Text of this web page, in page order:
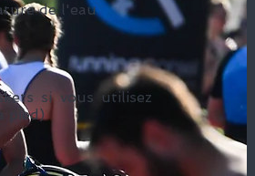
de l'eau
si vous utilisez
pied)